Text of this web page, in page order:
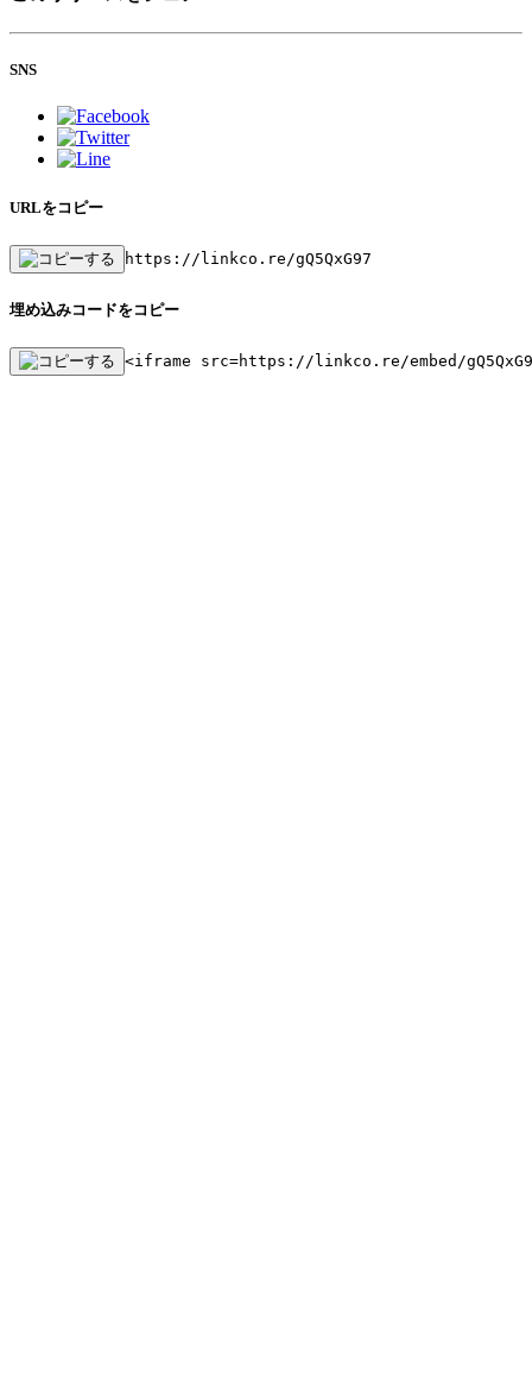
SNS
URLをコピー
https://linkco.re/gQ5QxG97
埋め込みコードをコピー
<iframe src=https://linkco.re/embed/